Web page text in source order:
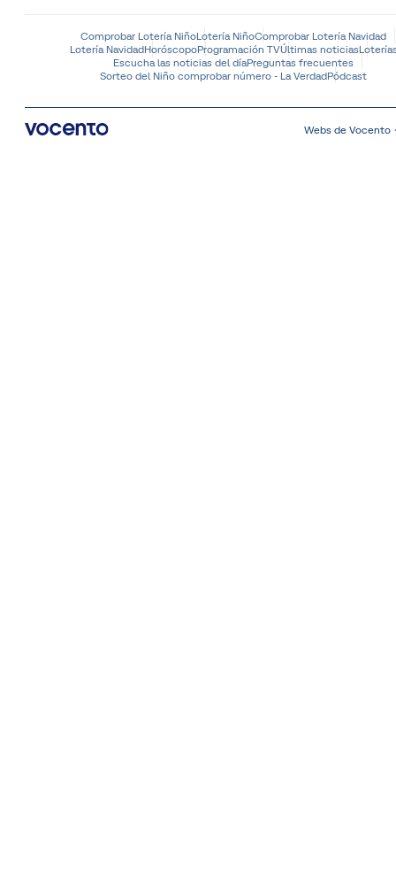
Comprobar Lotería NiñoLotería NiñoComprobar Lotería Navidad
Lotería NavidadHoróscopoProgramación TVÚltimas noticias
Escucha las noticias del díaPreguntas frecuentes
Sorteo del Niño comprobar número - La VerdadPódcast
Webs de Vocento